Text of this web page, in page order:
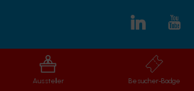
Aussteller Besucher-Badge